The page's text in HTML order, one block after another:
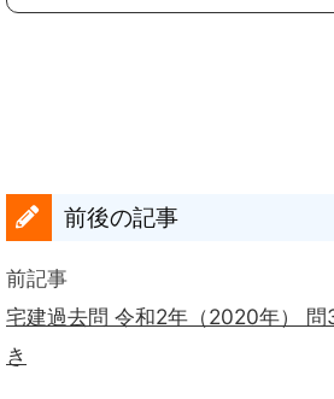
前後の記事
前記事
宅建過去問 令和2年（2020年）
き